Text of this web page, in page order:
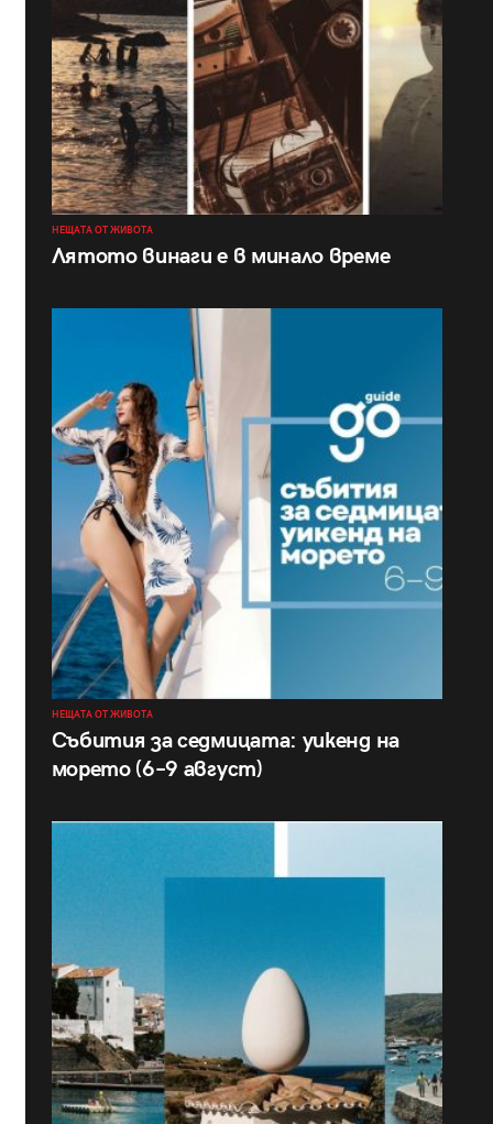
НЕЩАТА ОТ ЖИВОТА
Лятото винаги е в минало време
НЕЩАТА ОТ ЖИВОТА
Събития за седмицата: уикенд на
морето (6–9 август)